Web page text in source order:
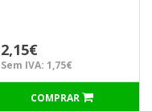
2,15€
Sem IVA: 1,75€
COMPRAR